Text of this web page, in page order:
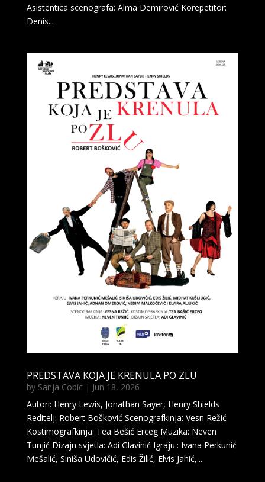
Asistentica scenografa: Alma Demirović Korepetitor:
Denis...
PREDSTAVA KOJA JE KRENULA PO ZLU
by Sanja Cobic| Jun 18, 2026
Autori: Henry Lewis, Jonathan Sayer, Henry Shields
Reditelj: Robert Bošković Scenografkinja: Vesn Režić
Kostimografkinja: Tea Bešić Erceg Muzika: Neven
Tunjić Dizajn svjetla: Adi Glavinić Igraju:: Ivana Perkunić
Mešalić, Siniša Udovičić, Edis Žilić, Elvis Jahić,...